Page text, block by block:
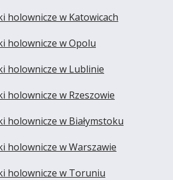
holownicze w Katowicach
holownicze w Opolu
holownicze w Lublinie
holownicze w Rzeszowie
holownicze w Białymstoku
holownicze w Warszawie
holownicze w Toruniu